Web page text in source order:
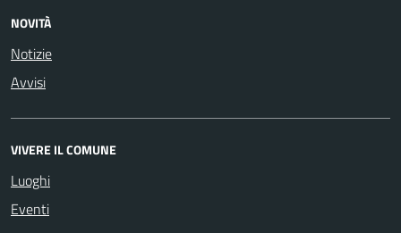
NOVITÀ
Notizie
Avvisi
VIVERE IL COMUNE
Luoghi
Eventi